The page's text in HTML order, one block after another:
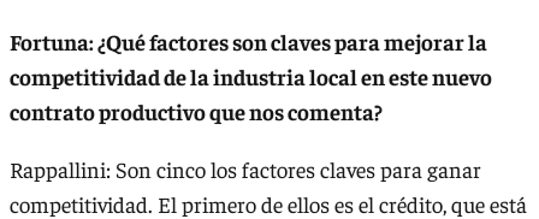
Fortuna: ¿Qué factores son claves para mejorar la
competitividad de la industria local en este nuevo
contrato productivo que nos comenta?
Rappallini: Son cinco los factores claves para ganar
competitividad. El primero de ellos es el crédito, que está